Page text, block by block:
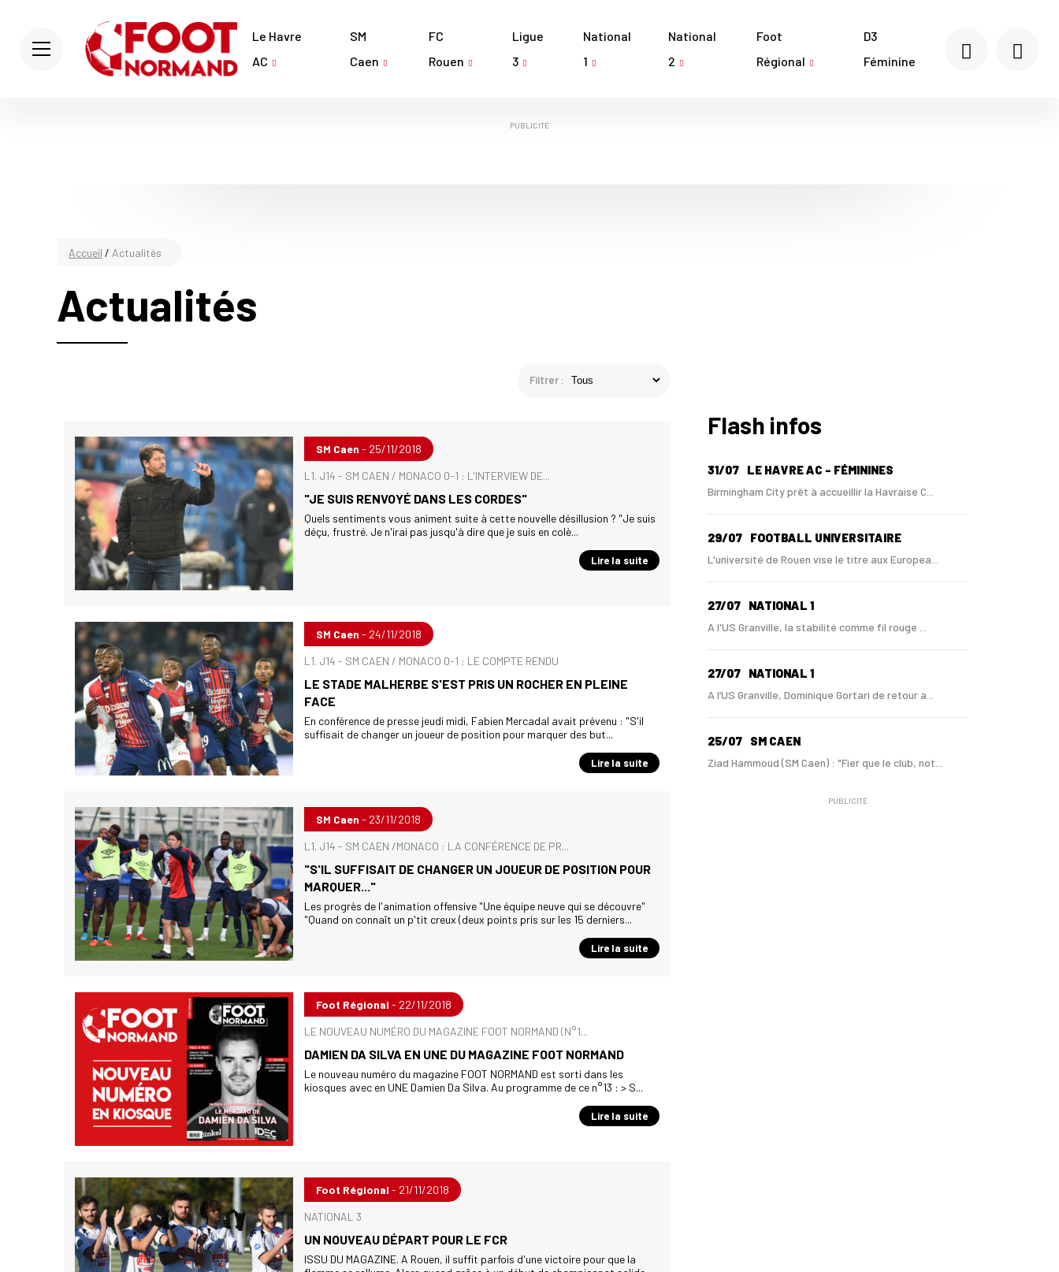
Le Havre
AC
SM
Caen
FC
Rouen
Ligue
3
National
1
National
2
Foot
Régional
D3
Féminine
PUBLICITÉ
Accueil / Actualités
Actualités
Filtrer :
SM Caen - 25/11/2018
L1. J14 - SM CAEN / MONACO 0-1 : L'INTERVIEW DE...
"JE SUIS RENVOYÉ DANS LES CORDES"
Quels sentiments vous animent suite à cette nouvelle désillusion ? "Je suis
déçu, frustré. Je n'irai pas jusqu'à dire que je suis en colè...
Lire la suite
SM Caen - 24/11/2018
L1. J14 - SM CAEN / MONACO 0-1 : LE COMPTE RENDU
LE STADE MALHERBE S'EST PRIS UN ROCHER EN PLEINE
FACE
En conférence de presse jeudi midi, Fabien Mercadal avait prévenu : "S'il
suffisait de changer un joueur de position pour marquer des but...
Lire la suite
SM Caen - 23/11/2018
L1. J14 - SM CAEN /MONACO : LA CONFÉRENCE DE PR...
"S'IL SUFFISAIT DE CHANGER UN JOUEUR DE POSITION POUR
MARQUER..."
Les progrès de l'animation offensive "Une équipe neuve qui se découvre"
"Quand on connaît un p'tit creux (deux points pris sur les 15 derniers...
Lire la suite
Foot Régional - 22/11/2018
LE NOUVEAU NUMÉRO DU MAGAZINE FOOT NORMAND (N°1...
DAMIEN DA SILVA EN UNE DU MAGAZINE FOOT NORMAND
Le nouveau numéro du magazine FOOT NORMAND est sorti dans les
kiosques avec en UNE Damien Da Silva. Au programme de ce n°13 : > S...
Lire la suite
Foot Régional - 21/11/2018
NATIONAL 3
UN NOUVEAU DÉPART POUR LE FCR
ISSU DU MAGAZINE. A Rouen, il suffit parfois d'une victoire pour que la
Flash infos
31/07 LE HAVRE AC - FÉMININES
Birmingham City prêt à accueillir la Havraise C...
29/07 FOOTBALL UNIVERSITAIRE
L'université de Rouen vise le titre aux Europea...
27/07 NATIONAL 1
A l'US Granville, la stabilité comme fil rouge ...
27/07 NATIONAL 1
A l’US Granville, Dominique Gortari de retour a...
25/07 SM CAEN
Ziad Hammoud (SM Caen) : "Fier que le club, not...
SM CAEN - MERCATO
PUBLICITÉ